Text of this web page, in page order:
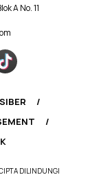
A No. 11
DILINDUNGI